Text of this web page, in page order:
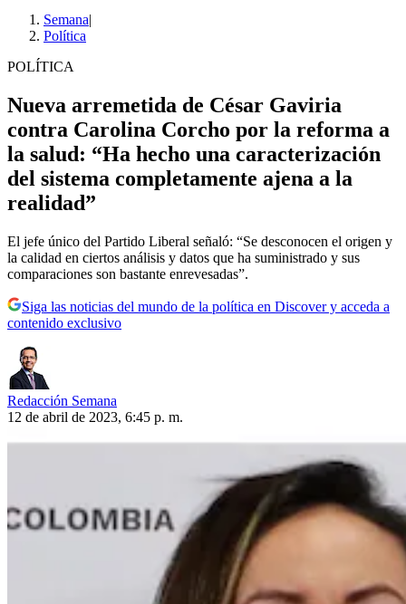
Semana|
Política
POLÍTICA
Nueva arremetida de César Gaviria
contra Carolina Corcho por la reforma a
la salud: “Ha hecho una caracterización
del sistema completamente ajena a la
realidad”
El jefe único del Partido Liberal señaló: “Se desconocen el origen y
la calidad en ciertos análisis y datos que ha suministrado y sus
comparaciones son bastante enrevesadas”.
Siga las noticias del mundo de la política en Discover y acceda a
contenido exclusivo
Redacción Semana
12 de abril de 2023, 6:45 p. m.